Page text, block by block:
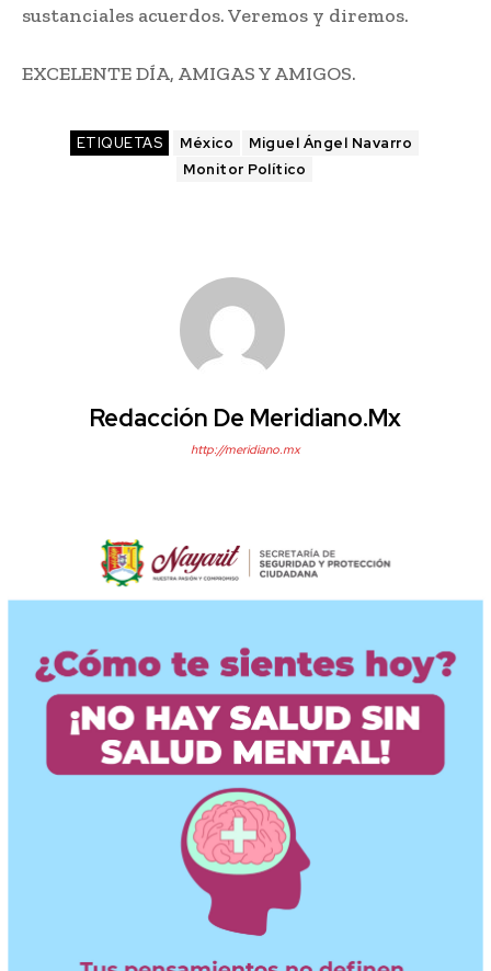
sustanciales acuerdos. Veremos y diremos.
EXCELENTE DÍA, AMIGAS Y AMIGOS.
ETIQUETAS México
Miguel Ángel Navarro
Monitor Político
Redacción De Meridiano.mx
http://meridiano.mx